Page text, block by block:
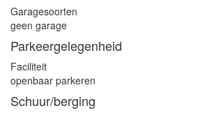
Garagesoorten
geen garage
Parkeergelegenheid
Faciliteit
openbaar parkeren
Schuur/berging